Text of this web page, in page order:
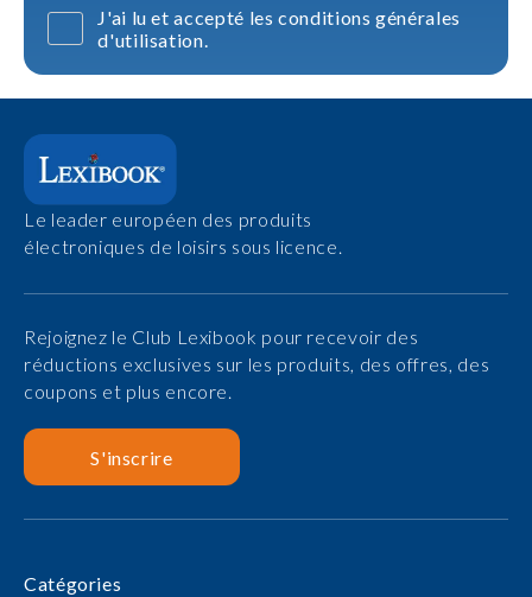
J'ai lu et accepté les conditions générales
d'utilisation.
Le leader européen des produits
électroniques de loisirs sous licence.
Rejoignez le Club Lexibook pour recevoir des
réductions exclusives sur les produits, des offres, des
coupons et plus encore.
S'inscrire
Catégories